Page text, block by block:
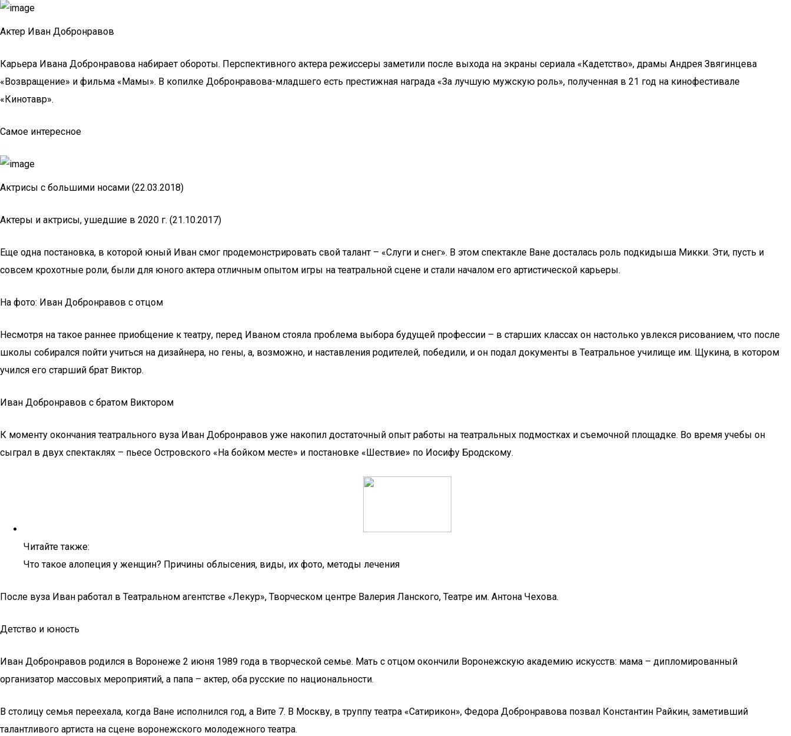
Актер Иван Добронравов
Карьера Ивана Добронравова набирает обороты. Перспективного актера режиссеры заметили после выхода на экраны сериала «Кадетство», драмы Андрея Звягинцева
«Возвращение» и фильма «Мамы». В копилке Добронравова-младшего есть престижная награда «За лучшую мужскую роль», полученная в 21 год на кинофестивале
«Кинотавр».
Самое интересное
Актрисы с большими носами (22.03.2018)
Актеры и актрисы, ушедшие в 2020 г. (21.10.2017)
Еще одна постановка, в которой юный Иван смог продемонстрировать свой талант – «Слуги и снег». В этом спектакле Ване досталась роль подкидыша Микки. Эти, пусть и
совсем крохотные роли, были для юного актера отличным опытом игры на театральной сцене и стали началом его артистической карьеры.
На фото: Иван Добронравов с отцом
Несмотря на такое раннее приобщение к театру, перед Иваном стояла проблема выбора будущей профессии – в старших классах он настолько увлекся рисованием, что после
школы собирался пойти учиться на дизайнера, но гены, а, возможно, и наставления родителей, победили, и он подал документы в Театральное училище им. Щукина, в котором
учился его старший брат Виктор.
Иван Добронравов с братом Виктором
К моменту окончания театрального вуза Иван Добронравов уже накопил достаточный опыт работы на театральных подмостках и съемочной площадке. Во время учебы он
сыграл в двух спектаклях – пьесе Островского «На бойком месте» и постановке «Шествие» по Иосифу Бродскому.
Читайте также:
Что такое алопеция у женщин? Причины облысения, виды, их фото, методы лечения
После вуза Иван работал в Театральном агентстве «Лекур», Творческом центре Валерия Ланского, Театре им. Антона Чехова.
Детство и юность
Иван Добронравов родился в Воронеже 2 июня 1989 года в творческой семье. Мать с отцом окончили Воронежскую академию искусств: мама – дипломированный
организатор массовых мероприятий, а папа – актер, оба русские по национальности.
В столицу семья переехала, когда Ване исполнился год, а Вите 7. В Москву, в труппу театра «Сатирикон», Федора Добронравова позвал Константин Райкин, заметивший
талантливого артиста на сцене воронежского молодежного театра.